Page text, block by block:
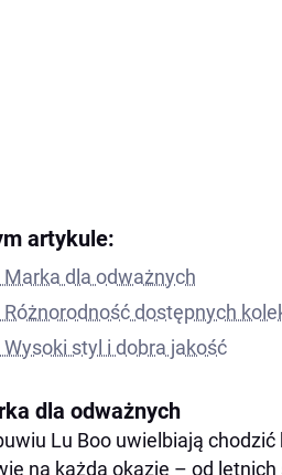
artykule:
Marka dla odważnych
Różnorodność dostępnych
Wysoki styl i dobra jakość
dla odważnych
Lu Boo uwielbiają
na każda okazję – od